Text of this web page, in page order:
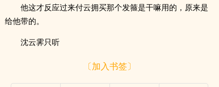
他这才反应过来付云拥买那个发箍是干嘛用的，原来是
给他带的。
沈云霁只听
〔加入书签〕